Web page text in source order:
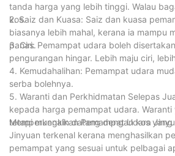
tanda harga yang lebih tinggi. Walau
kos.
2. Saiz dan Kuasa: Saiz dan kuasa
biasanya lebih mahal, kerana ia mampu
panas.
3. Ciri: Pemampat udara boleh
pengurangan hingar. Lebih maju ciri,
4. Kemudahalihan: Pemampat udara
serba bolehnya.
5. Waranti dan Perkhidmatan Selepas
kepada harga pemampat udara.
tetapi mungkin datang dengan kos yang
Memperkenalkan Pemampat Udara
Jinyuan terkenal kerana menghasilkan
pemampat yang sesuai untuk pelbagai